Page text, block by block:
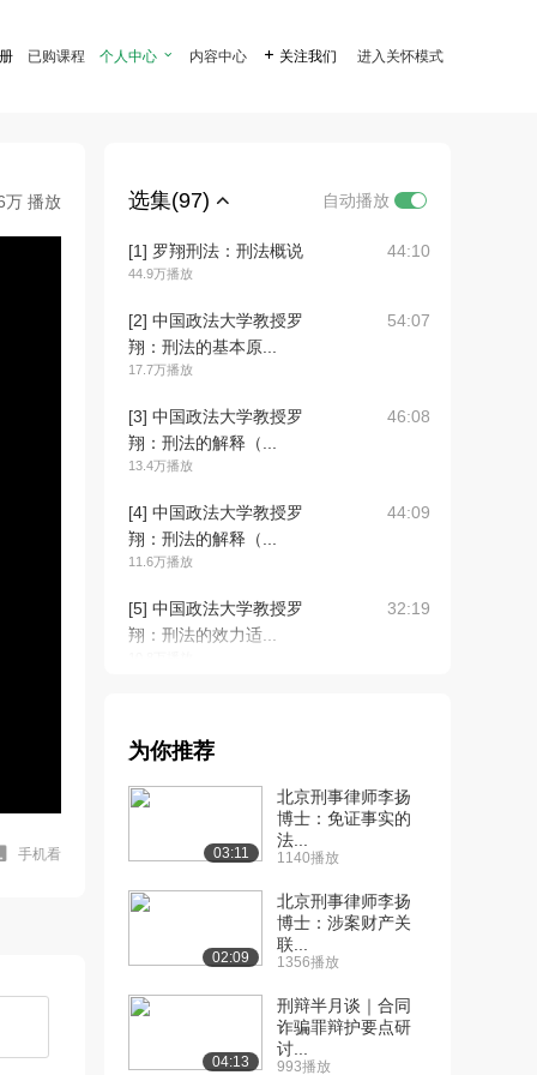
已购课程 个人中心  内容中心  关注我们 进入关怀模式
万 播放
手机看
选集(97) 自动播放
[1] 罗翔刑法：刑法概说
44.9万播放
44:10
[2] 中国政法大学教授罗
翔：刑法的基本原...
17.7万播放
54:07
[3] 中国政法大学教授罗
翔：刑法的解释（...
13.4万播放
46:08
[4] 中国政法大学教授罗
翔：刑法的解释（...
11.6万播放
44:09
[5] 中国政法大学教授罗
翔：刑法的效力适...
32:19
9.1万播放
[7] 中国政法大学教授罗
39:02
[8] 中国政法大学教授罗
17:35
[9] 中国政法大学教授罗
翔：危害行为
为你推荐
03:11
北京刑事律师李扬
博士：免证事实的
法...
1140播放
02:09
北京刑事律师李扬
博士：涉案财产关
联...
1356播放
04:13
刑辩半月谈｜合同
诈骗罪辩护要点研
讨...
993播放